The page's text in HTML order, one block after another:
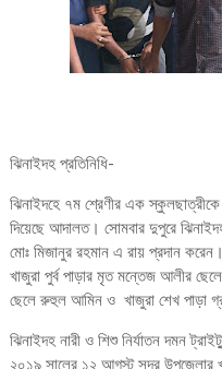
ঝিনাইদহ প্রতিনিধি-
ঝিনাইদহে ৭ম শ্রেণীর এক
দিয়েছে আদালত। সোমবার দুপুরে
মোঃ মিজানুর রহমান এ রায় প্রদান
খাজুরা পুর্ব পাড়ার মৃত মন্তেজ আলীর ছেলে
ছেলে রুহুল আমিন ও খাজুরা শেখ পাড়া
ঝিনাইদহ নারী ও শিশু নির্যাতন দমন
২০১৯ সালের ১২ আগস্ট সদর উপজেলার